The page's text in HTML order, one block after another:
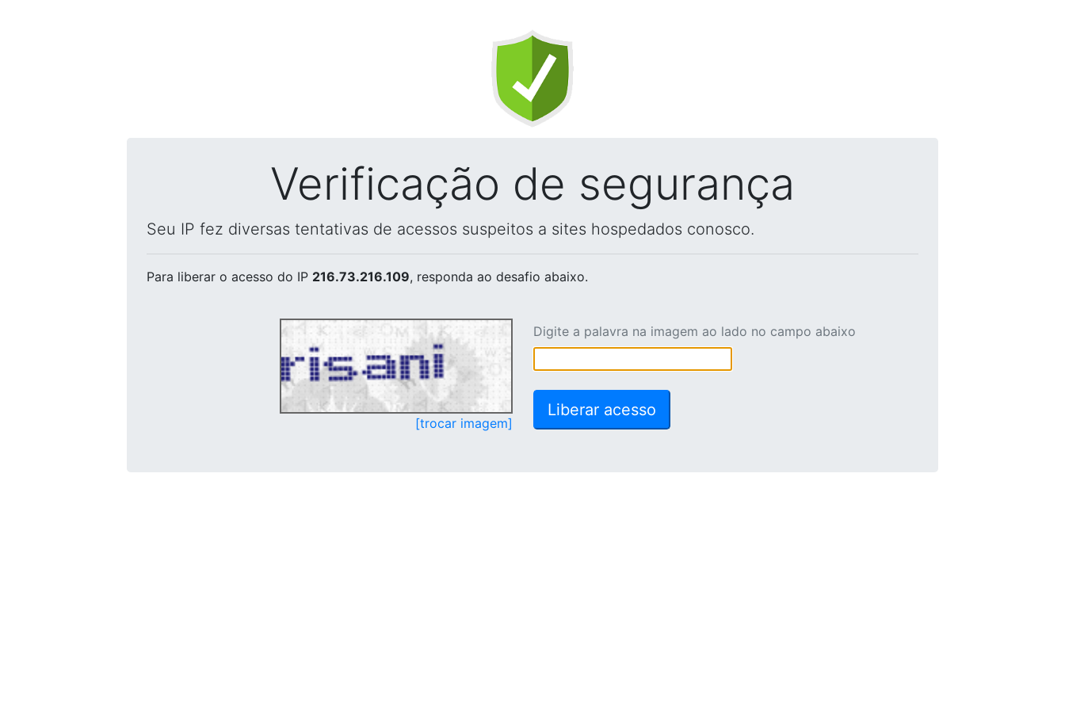
Verificação de segurança
Seu IP fez diversas tentativas de acessos suspeitos a sites hospedados conosco.
Para liberar o acesso do IP 216.73.216.109, responda ao desafio abaixo.
[trocar imagem]
Digite a palavra na imagem ao lado no campo abaixo